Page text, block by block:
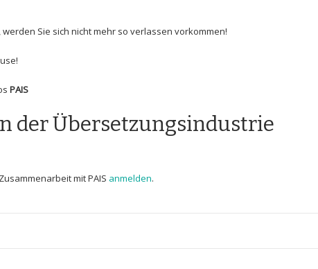
Sie sich nicht mehr so verlassen vorkommen!
PAIS
der Übersetzungsindustrie
mit PAIS anmelden.